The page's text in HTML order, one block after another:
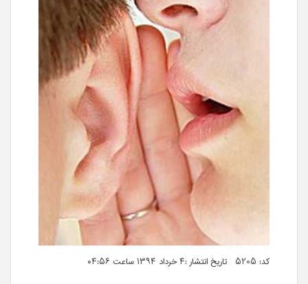
کد: 5205 تاریخ انتشار :۴ خرداد ۱۳۹۴ ساعت ۰۴:۵۶